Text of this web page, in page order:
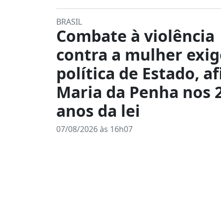
BRASIL
Combate à violência
contra a mulher
política de Estado,
Maria da Penha nos
anos da lei
07/08/2026 às 16h07